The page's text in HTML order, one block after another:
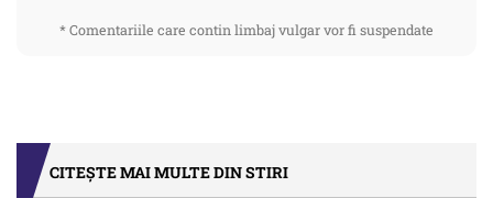
* Comentariile care contin limbaj vulgar vor fi suspendate
CITEȘTE MAI MULTE DIN STIRI